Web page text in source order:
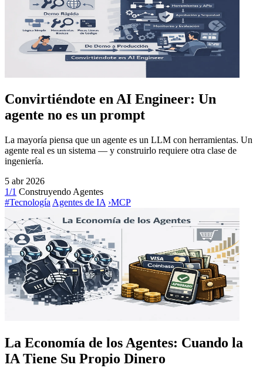
Convirtiéndote en AI Engineer: Un
agente no es un prompt
La mayoría piensa que un agente es un LLM con herramientas. Un
agente real es un sistema — y construirlo requiere otra clase de
ingeniería.
5 abr 2026
1/1 Construyendo Agentes
#Tecnología Agentes de IA ›MCP
La Economía de los Agentes: Cuando la
IA Tiene Su Propio Dinero